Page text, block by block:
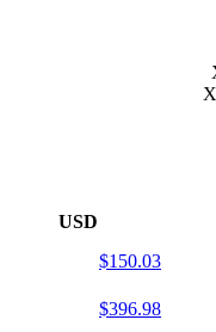
USD
$150.03
$396.98